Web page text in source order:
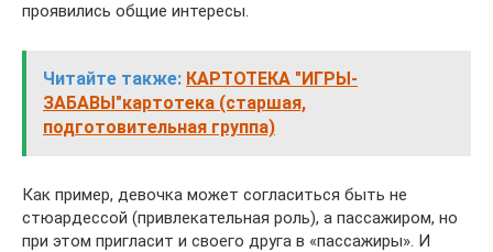
проявились общие интересы.
Читайте также: КАРТОТЕКА "ИГРЫ-
ЗАБАВЫ"картотека (старшая,
подготовительная группа)
Как пример, девочка может согласиться быть не
стюардессой (привлекательная роль), а пассажиром, но
при этом пригласит и своего друга в «пассажиры». И